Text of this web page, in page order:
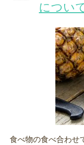
につい
食べ物の食べ合わせ